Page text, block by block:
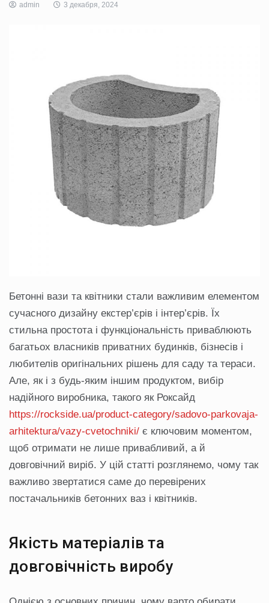
admin 3 декабря, 2024
Бетонні вази та квітники стали важливим елементом
сучасного дизайну екстер’єрів і інтер’єрів. Їх
стильна простота і функціональність приваблюють
багатьох власників приватних будинків, бізнесів і
любителів оригінальних рішень для саду та тераси.
Але, як і з будь-яким іншим продуктом, вибір
надійного виробника, такого як Роксайд
https://rockside.ua/product-category/sadovo-parkovaja-
arhitektura/vazy-cvetochniki/ є ключовим моментом,
щоб отримати не лише привабливий, а й
довговічний виріб. У цій статті розглянемо, чому так
важливо звертатися саме до перевірених
постачальників бетонних ваз і квітників.
Якість матеріалів та
довговічність виробу